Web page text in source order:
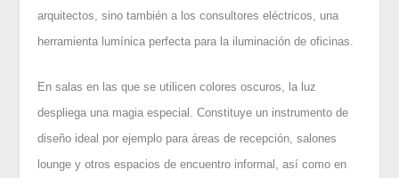
arquitectos, sino también a los consultores eléctricos, una
herramienta lumínica perfecta para la iluminación de oficinas.
En salas en las que se utilicen colores oscuros, la luz
despliega una magia especial. Constituye un instrumento de
diseño ideal por ejemplo para áreas de recepción, salones
lounge y otros espacios de encuentro informal, así como en